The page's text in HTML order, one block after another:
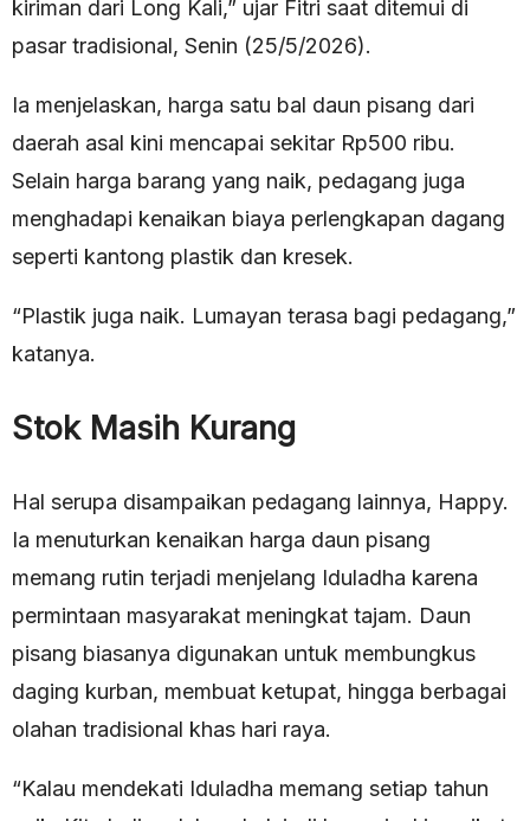
kiriman dari Long Kali,” ujar Fitri saat ditemui di
pasar tradisional, Senin (25/5/2026).
Ia menjelaskan, harga satu bal daun pisang dari
daerah asal kini mencapai sekitar Rp500 ribu.
Selain harga barang yang naik, pedagang juga
menghadapi kenaikan biaya perlengkapan dagang
seperti kantong plastik dan kresek.
“Plastik juga naik. Lumayan terasa bagi pedagang,”
katanya.
Stok Masih Kurang
Hal serupa disampaikan pedagang lainnya, Happy.
Ia menuturkan kenaikan harga daun pisang
memang rutin terjadi menjelang Iduladha karena
permintaan masyarakat meningkat tajam. Daun
pisang biasanya digunakan untuk membungkus
daging kurban, membuat ketupat, hingga berbagai
olahan tradisional khas hari raya.
“Kalau mendekati Iduladha memang setiap tahun